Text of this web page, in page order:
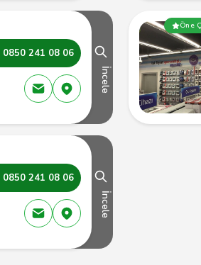
0850 241 08 06
İncele
Öne
0850 241 08 06
İncele